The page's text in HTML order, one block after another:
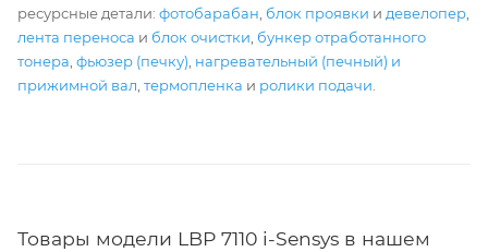
ресурсные детали: фотобарабан блок проявки и девелопер
лента переноса и блок очистки бункер отработанного
тонера фьюзер (печку) нагревательный (печный) и
прижимной вал термопленка и ролики подачи
Товары модели LBP 7110 i-Sensys в нашем